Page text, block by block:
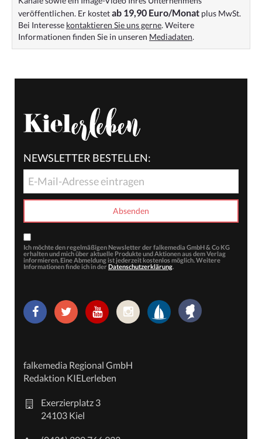
veröffentlichen. Er kostetab 19,90 Euro/Monat plus MwSt.
Bei Interesse kontaktieren Sie uns gerne. Weitere
Informationen finden Sie in unseren Mediadaten.
NEWSLETTER BESTELLEN:
Ich möchte den regelmäßigen Newsletter der falkemedia GmbH & Co KG
erhalten und mich über aktuelle Produkte und Aktionen aus dem Verlag
informieren. Eine Abmeldung ist jederzeit kostenlos möglich. Weitere
Informationen finde ich in der Datenschutzerklärung.
falkemedia Regional GmbH
Redaktion KIELerleben
Exerzierplatz 3
24103 Kiel